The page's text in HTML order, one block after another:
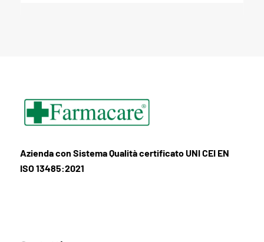
Azienda con Sistema Qualità certificato UNI CEI EN
ISO 13485:2021